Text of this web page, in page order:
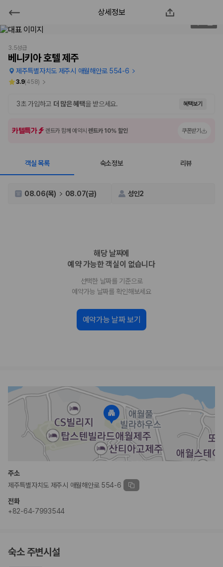
베니키아 호텔 제주
2000만 이용고객이 선택한 제주 렌트카 가격비교 플랫폼
제주렌트카 가격비교는 카모아에서 한 번에
제주도 렌트카는 업체마다 차량 가격, 보험 조건, 면책금, 보상 한도, 인수
장소, 취소 규정이 다릅니다. 카모아는 여러 제주 렌트카 업체의 조건을 한
경차, 소형, 준중형, 중형, SUV, 승합차 등 여행
인원에 맞는 차종별 가격을 비교합니다.
제주공항 인수 조건 비교: 셔틀 이동, 인수 위치, 반납 편의성을 함께
비교 후 원하는 차량을 바로 예약할 수 있습니다.
제주렌트카 실시간 가격비교 바로가기
제주렌트카 최저가는 차량 기본요금만으로 판단하기 어렵습니다. 보험 포
함 여부, 면책금, 보상 한도, 옵션 비용, 취소 수수료를 함께 확인해야 실제
로 저렴한 차량을 고를 수 있습니다.
2. 보험 조건은 가격만큼 중요합니다
완전자차와 슈퍼자차는 업체별 보장 범위가 다를 수 있습니다. 카모아에서
는 제주 렌트카 가격과 함께 보험 조건을 비교해 여행 스타일에 맞는 보장
수준을 선택할 수 있습니다.
3. 제주공항 접근성과 셔틀 조건을 함께 확인하세요
제주 렌트카는 차량 인수 위치와 셔틀 편의성에 따라 실제 이용 만족도가
제주도 렌트카 차종별 가격비교
상세정보
3.5성급
베니키아 호텔 제주
제주특별자치도 제주시 애월해안로 554-6
3.9(458)
3초 가입하고 더 많은 혜택을 받으세요. 혜택보기
카텔특가 렌트카 함께 예약시렌트카 10% 할인 쿠폰받기
객실 목록 숙소정보 리뷰
08.06(목) 08.07(금) 성인2
해당 날짜에
예약 가능한 객실이 없습니다
선택한 날짜를 기준으로
예약가능 날짜를 확인해보세요
예약가능 날짜 보기
주소
제주특별자치도 제주시 애월해안로 554-6
전화
+82-64-7993544
숙소 주변시설